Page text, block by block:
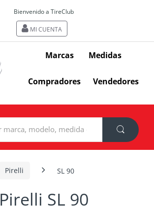
Bienvenido a TireClub
MI CUENTA
Marcas Medidas
Compradores Vendedores
Pirelli SL 90
Pirelli SL 90